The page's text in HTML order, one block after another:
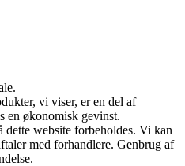
vi viser, er en del af
en økonomisk gevinst.
website forbeholdes. Vi kan
med forhandlere. Genbrug af